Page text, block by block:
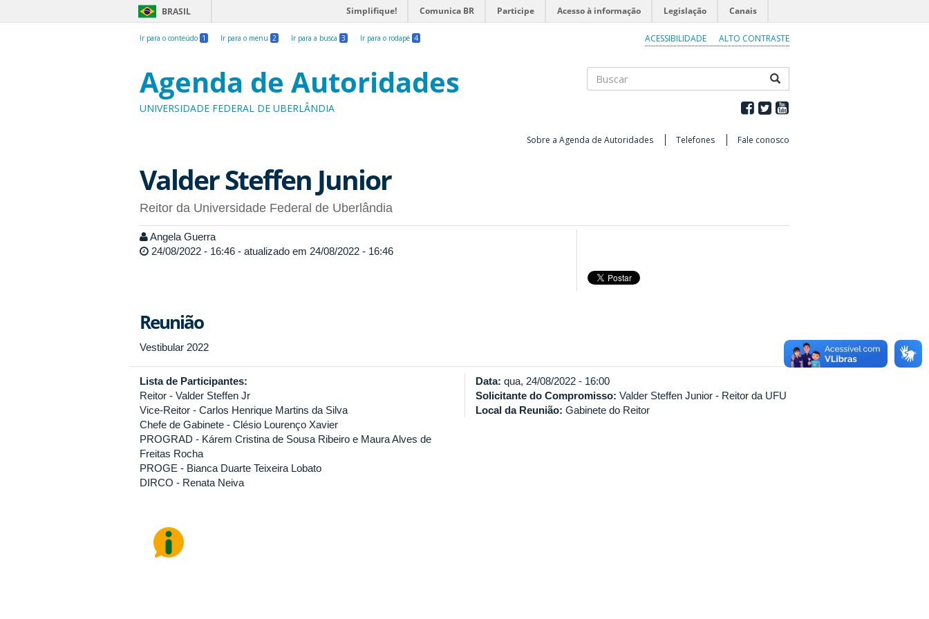
BRASIL Simplifique! Comunica BR Participe Acesso à informação Legislação Canais
Ir para o conteúdo 1 Ir para o menu 2 Ir para a busca 3 Ir para o rodapé 4 ACESSIBILIDADE ALTO CONTRASTE
Agenda de Autoridades
UNIVERSIDADE FEDERAL DE UBERLÂNDIA
Sobre a Agenda de Autoridades Telefones Fale conosco
Valder Steffen Junior
Reitor da Universidade Federal de Uberlândia
Angela Guerra
24/08/2022 - 16:46 - atualizado em 24/08/2022 - 16:46
Reunião
Vestibular 2022
Lista de Participantes:
Reitor - Valder Steffen Jr
Vice-Reitor - Carlos Henrique Martins da Silva
Chefe de Gabinete - Clésio Lourenço Xavier
PROGRAD - Kárem Cristina de Sousa Ribeiro e Maura Alves de
Freitas Rocha
PROGE - Bianca Duarte Teixeira Lobato
DIRCO - Renata Neiva
Data: qua, 24/08/2022 - 16:00
Solicitante do Compromisso: Valder Steffen Junior - Reitor da UFU
Local da Reunião: Gabinete do Reitor